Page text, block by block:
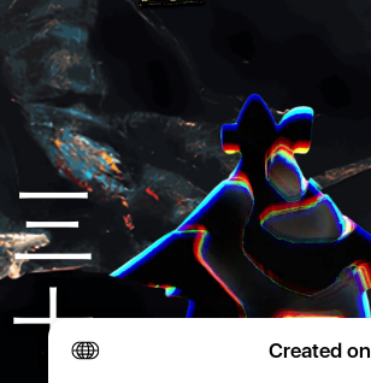
三
十
Created